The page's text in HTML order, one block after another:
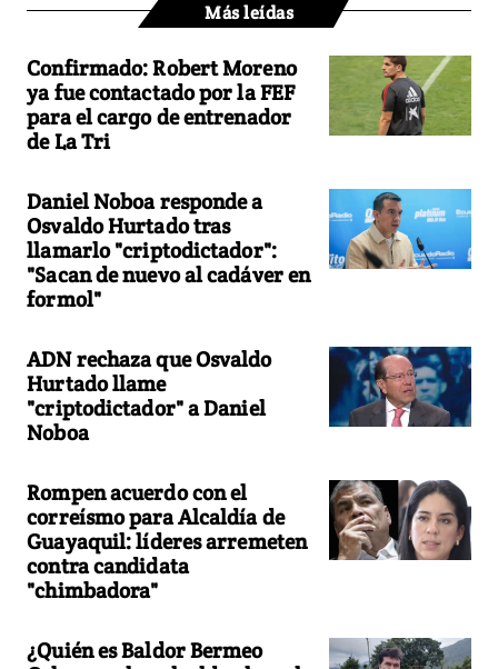
Más leídas
Confirmado: Robert Moreno
ya fue contactado por la FEF
para el cargo de entrenador
de La Tri
Daniel Noboa responde a
Osvaldo Hurtado tras
llamarlo "criptodictador":
"Sacan de nuevo al cadáver en
formol"
ADN rechaza que Osvaldo
Hurtado llame
"criptodictador" a Daniel
Noboa
Rompen acuerdo con el
correísmo para Alcaldía de
Guayaquil: líderes arremeten
contra candidata
"chimbadora"
¿Quién es Baldor Bermeo